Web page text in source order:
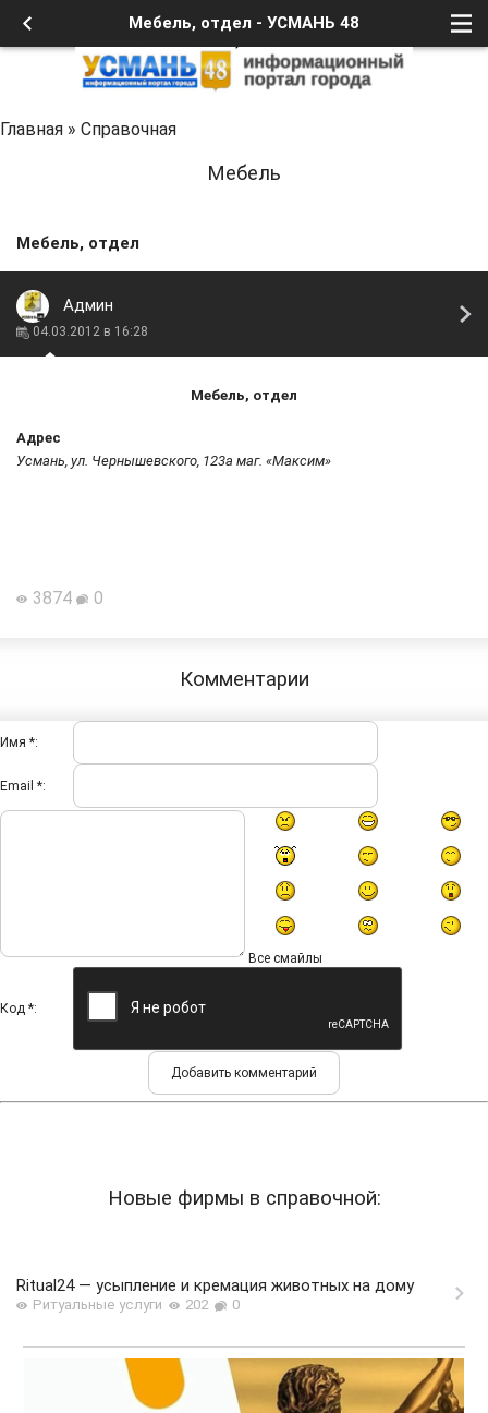
Мебель, отдел - УСМАНЬ 48
Главная » Справочная
Мебель
Мебель, отдел
Админ
04.03.2012 в 16:28
Мебель, отдел
Адрес
Усмань, ул. Чернышевского, 123а маг. «Максим»
3874 0
Комментарии
Имя *:
Email *:
Все смайлы
Код *:
Новые фирмы в справочной:
Ritual24 — усыпление и кремация животных на дому
Ритуальные услуги 202 0